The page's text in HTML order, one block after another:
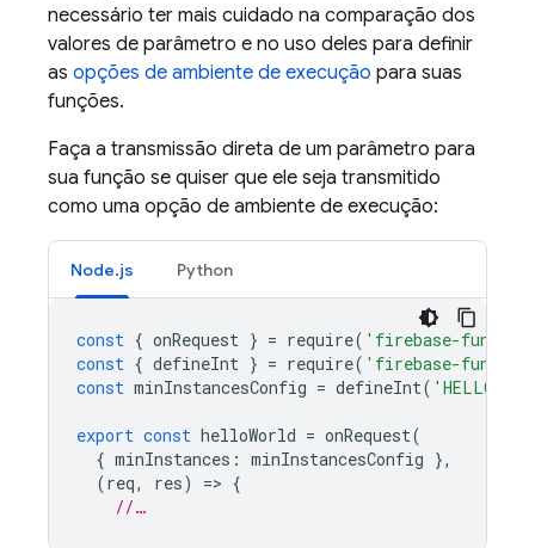
necessário ter mais cuidado na comparação dos
valores de parâmetro e no uso deles para definir
as opções de ambiente de execução para suas
funções.
Faça a transmissão direta de um parâmetro para
sua função se quiser que ele seja transmitido
como uma opção de ambiente de execução:
Node.js Python
const { onRequest } = require( 'firebase-
const { defineInt } = require( 'firebase-
const minInstancesConfig = defineInt(
export const helloWorld = onRequest(
{ minInstances : minInstancesConfig },
(req, res) => {
//…